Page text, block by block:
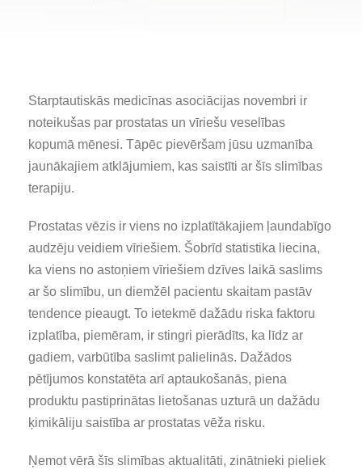
Starptautiskās medicīnas asociācijas novembri ir
noteikušas par prostatas un vīriešu veselības
kopumā mēnesi. Tāpēc pievēršam jūsu uzmanība
jaunākajiem atklājumiem, kas saistīti ar šīs slimības
terapiju.
Prostatas vēzis ir viens no izplatītākajiem ļaundabīgo
audzēju veidiem vīriešiem. Šobrīd statistika liecina,
ka viens no astoņiem vīriešiem dzīves laikā saslims
ar šo slimību, un diemžēl pacientu skaitam pastāv
tendence pieaugt. To ietekmē dažādu riska faktoru
izplatība, piemēram, ir stingri pierādīts, ka līdz ar
gadiem, varbūtība saslimt palielinās. Dažādos
pētījumos konstatēta arī aptaukošanās, piena
produktu pastiprinātas lietošanas uzturā un dažādu
ķimikāliju saistība ar prostatas vēža risku.
Ņemot vērā šīs slimības aktualitāti, zinātnieki pieliek